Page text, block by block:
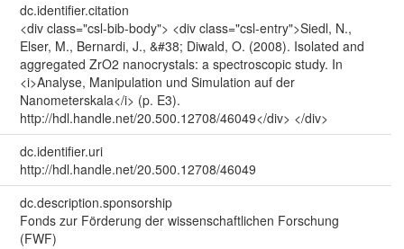
dc.identifier.citation
<div class="csl-bib-body"> <div class="csl-entry">Siedl, N.,
Elser, M., Bernardi, J., &#38; Diwald, O. (2008). Isolated and
aggregated ZrO2 nanocrystals: a spectroscopic study. In
<i>Analyse, Manipulation und Simulation auf der
Nanometerskala</i> (p. E3).
http://hdl.handle.net/20.500.12708/46049</div> </div>
dc.identifier.uri
http://hdl.handle.net/20.500.12708/46049
dc.description.sponsorship
Fonds zur Förderung der wissenschaftlichen Forschung
(FWF)